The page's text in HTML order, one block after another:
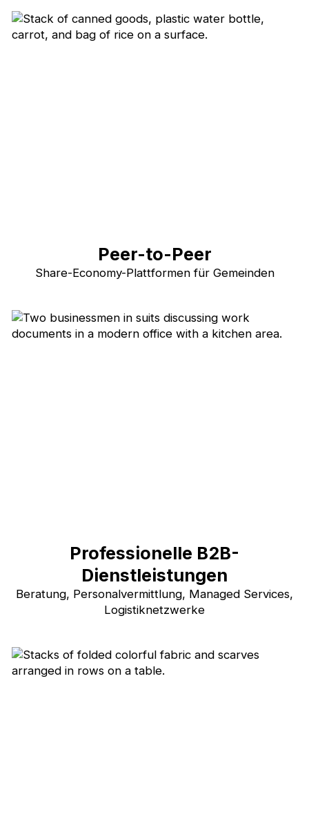
Peer-to-Peer
Share-Economy-Plattformen für Gemeinden
Professionelle B2B-
Dienstleistungen
Beratung, Personalvermittlung, Managed Services,
Logistiknetzwerke